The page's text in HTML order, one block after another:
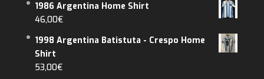
1986 Argentina Home Shirt
46,00€
1998 Argentina Batistuta - Crespo Home
Shirt
53,00€